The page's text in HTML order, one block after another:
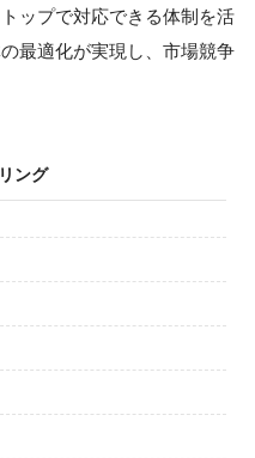
ップで対応できる体制を活
最適化が実現し、市場競争
ング